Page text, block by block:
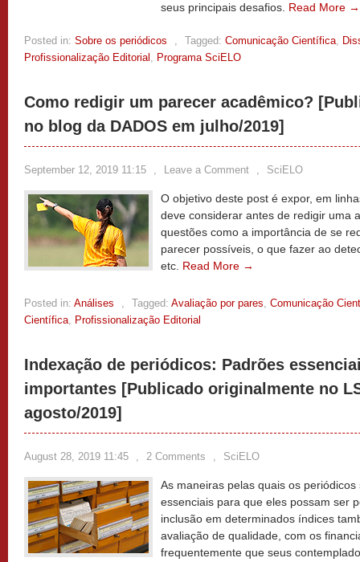
seus principais desafios. Read More →
Posted in: Sobre os periódicos , Tagged: Comunicação Científica,
Profissionalização Editorial , Programa SciELO
Como redigir um parecer acadêmico?
no blog da DADOS em julho/2019]
September 12, 2019 11:15 , Leave a Comment , SciELO
O objetivo deste post é expor, em
deve considerar antes de redigir uma
questões como a importância de se
parecer possíveis, o que fazer ao
etc. Read More →
Posted in: Análises , Tagged: Avaliação por pares, Comunicação
Científica, Profissionalização Editorial
Indexação de periódicos: Padrões
importantes [Publicado originalmente no
agosto/2019]
August 28, 2019 11:45 , 2 Comments , SciELO
As maneiras pelas quais os
essenciais para que eles possam ser
inclusão em determinados índices
avaliação de qualidade, com os
frequentemente que seus